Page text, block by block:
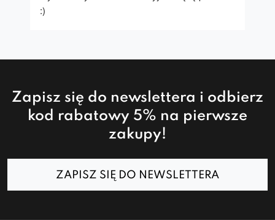
:)
Zapisz się do newslettera i odbierz
kod rabatowy 5% na pierwsze
zakupy!
ZAPISZ SIĘ DO NEWSLETTERA